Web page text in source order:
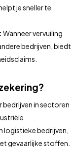
je sneller te
Wanneer vervuiling
bedrijven, biedt
bedrijven in sectoren
bedrijven,
gevaarlijke stoffen.